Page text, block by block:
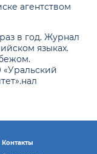
агентством
в год. Журнал
языках.
Контакты